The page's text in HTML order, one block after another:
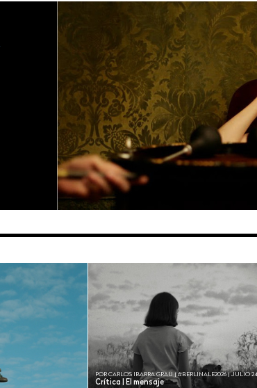
Crítica | El mensaje
POR CARLOS IBARRA GRAU | #BERLINALE2026 | JULIO